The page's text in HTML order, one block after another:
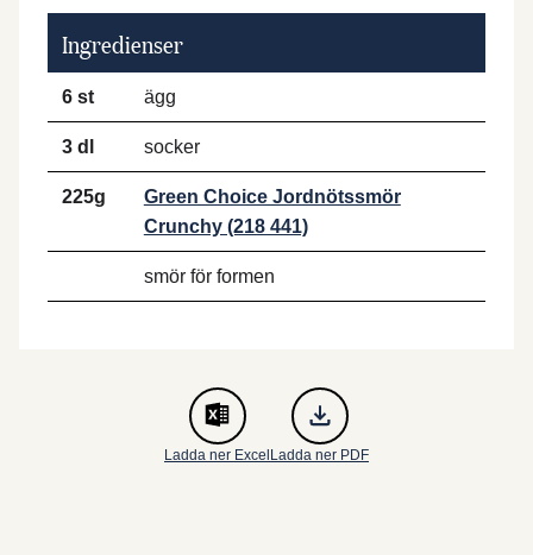
Ingredienser
6 st ägg
3 dl socker
225g
Green Choice Jordnötssmör
Crunchy (218 441)
smör för formen
Ladda ner Excel Ladda ner PDF